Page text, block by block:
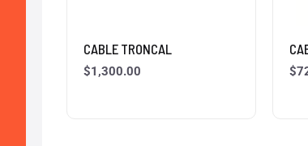
CABLE TRONCAL
$1,300.00 $